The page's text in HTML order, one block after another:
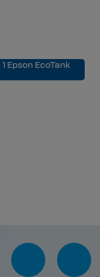
Epson EcoTank